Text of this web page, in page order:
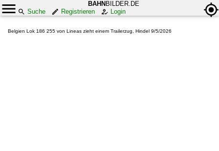
BAHN BILDER.DE
Suche
Registrieren Login
Belgien Lok 186 255 von Lineas zieht einem Trailerzug, Hindel 9/5/2026